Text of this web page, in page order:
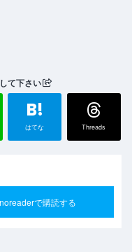
て下さい
B!
はてな Threads
で購読する